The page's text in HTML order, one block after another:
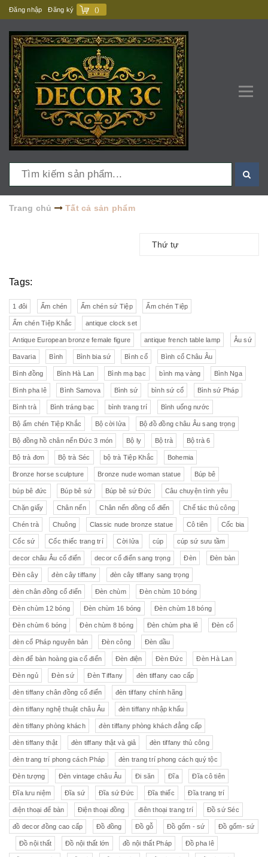
Đăng nhập Đăng ký ()
Trang chủ Tất cả sản phẩm
Thứ tự
Tags:
1 đôi Ấm chén Ấm chén sứ Tiệp Ấm chén Tiệp
Ấm chén Tiệp Khắc antique clock set
Antique European bronze female figure antique french table lamp Âu sứ
Bavaria Bình Bình bia sứ Bình cổ Bình cổ Châu Âu
Bình đồng Bình Hà Lan Bình mạ bạc bình mạ vàng Bình Nga
Bình pha lê Bình Samova Bình sứ bình sứ cổ Bình sứ Pháp
Bình trà Bình tráng bạc bình trang trí Bình uống nước
Bộ ấm chén Tiệp Khắc Bộ cời lửa Bộ đồ đồng châu Âu sang trọng
Bộ đồng hồ chân nến Đức 3 món Bộ ly Bộ trà Bộ trà 6
Bộ trà đơn Bộ trà Séc bộ trà Tiệp Khắc Bohemia
Bronze horse sculpture Bronze nude woman statue Búp bê
búp bê đức Búp bê sứ Búp bê sứ Đức Câu chuyện tình yêu
Chặn giấy Chân nến Chân nến đồng cổ điển Chế tác thủ công
Chén trà Chuông Classic nude bronze statue Cô tiên Cốc bia
Cốc sứ Cốc thiếc trang trí Cời lửa cúp cúp sứ sưu tầm
decor châu Âu cổ điển decor cổ điển sang trọng Đèn Đèn bàn
Đèn cây đèn cây tiffany đèn cây tiffany sang trọng
đèn chân đồng cổ điển Đèn chùm Đèn chùm 10 bóng
Đèn chùm 12 bóng Đèn chùm 16 bóng Đèn chùm 18 bóng
Đèn chùm 6 bóng Đèn chùm 8 bóng Đèn chùm pha lê Đèn cổ
đèn cổ Pháp nguyên bản Đèn công Đèn dầu
đèn để bàn hoàng gia cổ điển Đèn điện Đèn Đức Đèn Hà Lan
Đèn ngủ Đèn sứ Đèn Tiffany đèn tiffany cao cấp
đèn tiffany chân đồng cổ điển đèn tiffany chính hãng
đèn tiffany nghệ thuật châu Âu đèn tiffany nhập khẩu
đèn tiffany phòng khách đèn tiffany phòng khách đẳng cấp
đèn tiffany thật đèn tiffany thật và giả đèn tiffany thủ công
đèn trang trí phong cách Pháp đèn trang trí phong cách quý tộc
Đèn tượng Đèn vintage châu Âu Đi săn Đĩa Đĩa cô tiên
Đĩa lưu niệm Đĩa sứ Đĩa sứ Đức Đĩa thiếc Đĩa trang trí
điện thoại để bàn Điện thoại đồng điên thoại trang trí Đồ sứ Séc
đồ decor đồng cao cấp Đồ đồng Đồ gỗ Đồ gốm - sứ Đồ gốm- sứ
Đồ nội thất Đồ nội thất lớn đồ nội thất Pháp Đồ pha lê